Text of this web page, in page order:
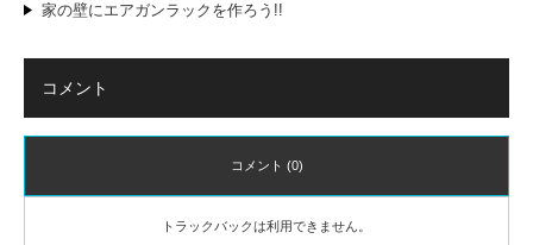
家の壁にエアガンラックを作ろう!!
コメント
コメント (0)
トラックバックは利用できません。